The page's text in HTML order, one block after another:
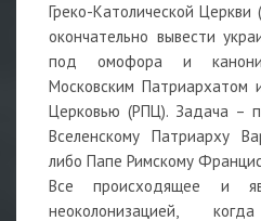
Греко-Католической
окончательно вывести
под омофора и
Московским Патриархатом
Церковью (РПЦ). Задача –
Вселенскому Патриарху
либо Папе Римскому
Все происходящее и
неоколонизацией,